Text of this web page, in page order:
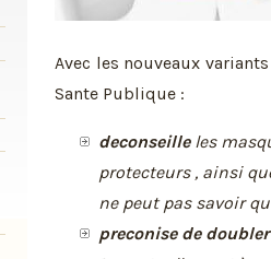
Avec les nouveaux
Sante Publique :
deconseilleles
protecteurs , ainsi
ne peut pas savoir
preconise de